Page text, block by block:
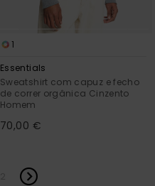
1
Essentials
Sweatshirt com capuz e fecho
de correr orgânica Cinzento
Homem
70,00 €